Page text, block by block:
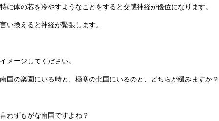
特に体の芯を冷やすようなことをすると交感神経が優位になります。
言い換えると神経が緊張します。
イメージしてください。
南国の楽園にいる時と、極寒の北国にいるのと、どちらが緩みますか？
言わずもがな南国ですよね？